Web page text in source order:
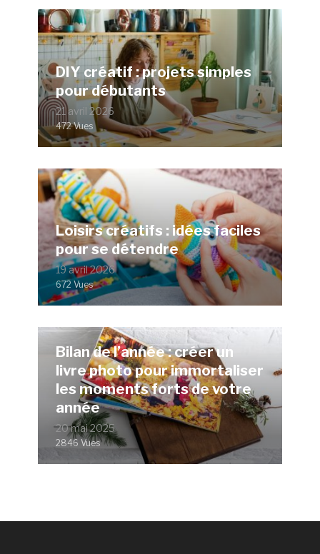
DIY créatif : projets simples
pour débutants
21 avril 2026
472 Vues
Loisirs créatifs : idées faciles
pour se détendre
19 avril 2026
672 Vues
Bilan de l’année : créer un
livre photo pour immortaliser
les moments forts de votre
année
20 mai 2025
2846 Vues